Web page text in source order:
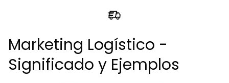
Marketing Logístico -
Significado y Ejemplos